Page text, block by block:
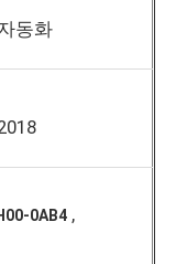
동화
0AB4 ,